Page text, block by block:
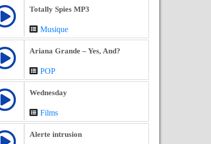
Totally Spies MP3
Musique
Ariana Grande – Yes, And?
POP
Wednesday
Films
Alerte intrusion